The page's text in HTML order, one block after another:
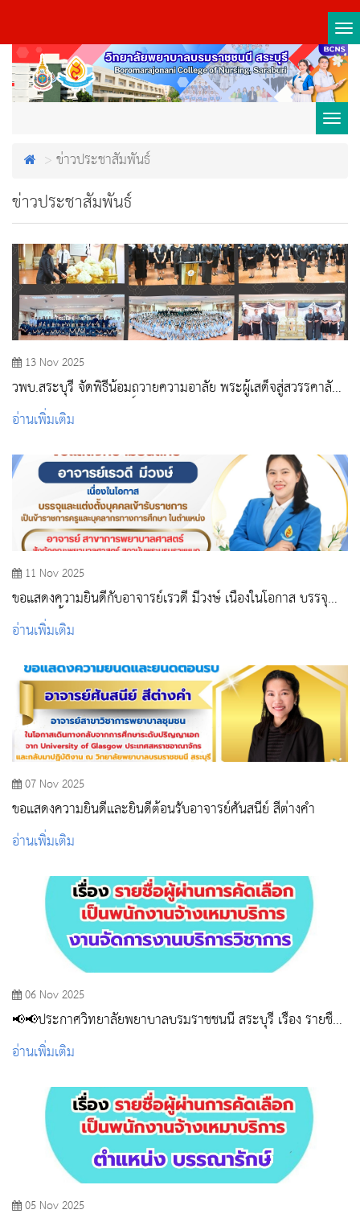
ข่าวประชาสัมพันธ์
ข่าวประชาสัมพันธ์
13 Nov 2025
วพบ.สระบุรี จัดพิธีน้อมถวายความอาลัย พระผู้เสด็จสู่สวรรคาลัย
สมเด็จพระนางเจ้าสิริกิติ์ พระบรมราชินีนาถ พระบรมราชชนนี
พันปีหลวง
อ่านเพิ่มเติม
11 Nov 2025
ขอแสดงความยินดีกับอาจารย์เรวดี มีวงษ์ เนื่องในโอกาส บรรจุ
และแต่งตั้งบุคคลเข้ารับราชการเป็นข้าราชการครู
อ่านเพิ่มเติม
07 Nov 2025
ขอแสดงความยินดีและยินดีต้อนรับอาจารย์ศันสนีย์ สีต่างคำ
อ่านเพิ่มเติม
06 Nov 2025
📢📢ประกาศวิทยาลัยพยาบาลบรมราชชนนี สระบุรี เรื่อง รายชื่อผู้
ผ่านการคัดเลือกเป็นพนักงานจ้างเหมาบริการงานจัดการงาน
บริการวิชาการ
อ่านเพิ่มเติม
05 Nov 2025